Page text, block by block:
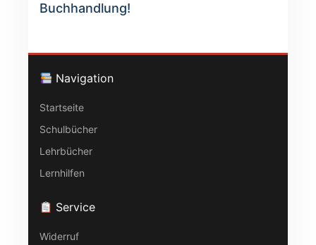
Buchhandlung!
Navigation
Startseite
Schulbücher
Lehrbücher
Lernhilfen
Service
Widerruf